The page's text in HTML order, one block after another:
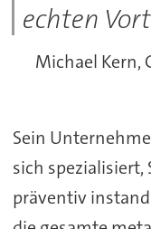
echten
Michael Kern,
Sein
sich
präventiv